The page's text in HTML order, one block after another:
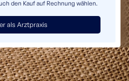
den Kauf auf Rechnung wählen.
als Arztpraxis